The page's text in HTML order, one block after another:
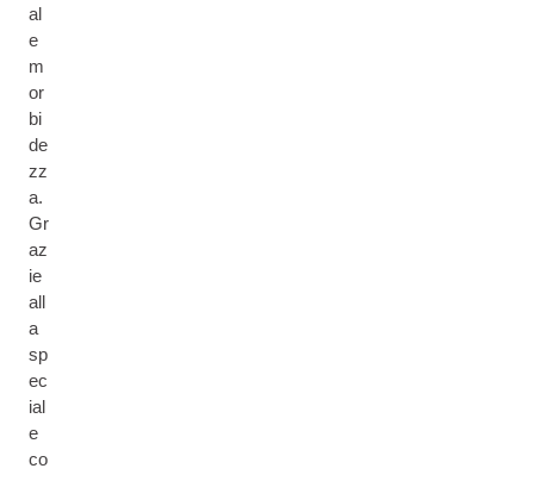
al
e
m
or
bi
de
zz
a.
Gr
az
ie
all
a
sp
ec
ial
e
co